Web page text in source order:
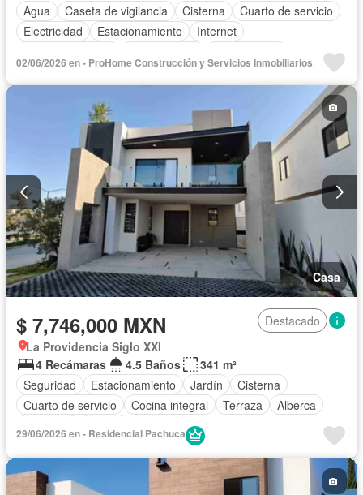
Agua
Caseta de vigilancia Cisterna
Cuarto de servicio
Electricidad
Estacionamiento
Internet
02/06/2026 en - ProHome Construcción y Servicios Inmobiliarios
Casa
$ 7,746,000 MXN
Destacado
La Providencia Siglo XXI
4 Recámaras
4.5 Baños
341 m²
Seguridad
Estacionamiento Jardín
Cisterna
Cuarto de servicio
Cocina integral Terraza
Alberca
Acceso para personas con discapacidad
Cocina equipada
Sala polivalente Internet
Bodega
Aire acondicionado
Electricidad Agua
Azotea
29/06/2026 en - Residencial Pachuca